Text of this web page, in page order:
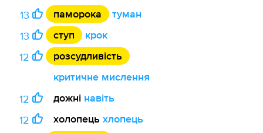
13
паморока
туман
13
ступ
крок
12
розсудливість
критичне мислення
12
дожні навіть
12
холопець хлопець